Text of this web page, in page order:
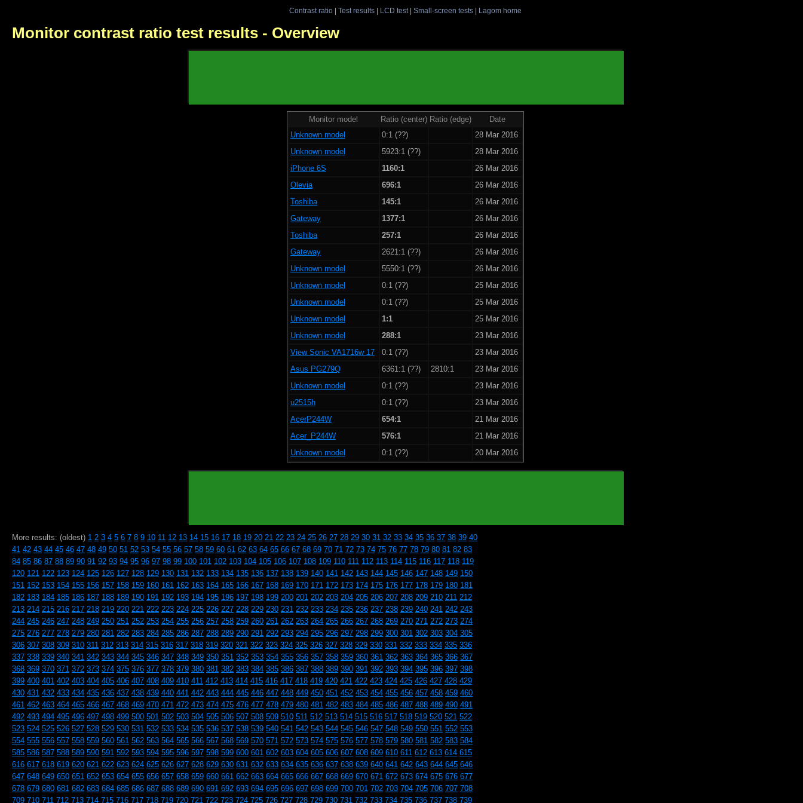
Contrast ratio| Test results| LCD test| Small-screen tests| Lagom home
Monitor contrast ratio test results - Overview
Monitor model Ratio (center) Ratio (edge)
Date
Unknown model
0:1 (??)
28 Mar 2016
Unknown model
5923:1 (??)
28 Mar 2016
iPhone 6S
1160:1
26 Mar 2016
Olevia
696:1
26 Mar 2016
Toshiba
145:1
26 Mar 2016
Gateway
1377:1
26 Mar 2016
Toshiba
257:1
26 Mar 2016
Gateway
2621:1 (??)
26 Mar 2016
Unknown model
5550:1 (??)
26 Mar 2016
Unknown model
0:1 (??)
25 Mar 2016
Unknown model
0:1 (??)
25 Mar 2016
Unknown model
1:1
25 Mar 2016
Unknown model
288:1
23 Mar 2016
View Sonic VA1716w 17
0:1 (??)
23 Mar 2016
Asus PG279Q
6361:1 (??) 2810:1
23 Mar 2016
Unknown model
0:1 (??)
23 Mar 2016
u2515h
0:1 (??)
23 Mar 2016
AcerP244W
654:1
21 Mar 2016
Acer_P244W
576:1
21 Mar 2016
Unknown model
0:1 (??) 20 Mar 2016
More results: (oldest) 1 2 3 4 5 6 7 8 9 10 11 12 13 14 15 16 17 18 19 20 21 22 23 24 25 26 27 28 29 30 31 32 33 34 35 36 37 38 39 40
41 42 43 44 45 46 47 48 49 50 51 52 53 54 55 56 57 58 59 60 61 62 63 64 65 66 67 68 69 70 71 72 73 74 75 76 77 78 79 80 81 82 83
84 85 86 87 88 89 90 91 92 93 94 95 96 97 98 99 100 101 102 103 104 105 106 107 108 109 110 111 112 113 114 115 116 117 118 119
120 121 122 123 124 125 126 127 128 129 130 131 132 133 134 135 136 137 138 139 140 141 142 143 144 145 146 147 148 149 150
151 152 153 154 155 156 157 158 159 160 161 162 163 164 165 166 167 168 169 170 171 172 173 174 175 176 177 178 179 180 181
182 183 184 185 186 187 188 189 190 191 192 193 194 195 196 197 198 199 200 201 202 203 204 205 206 207 208 209 210 211 212
213 214 215 216 217 218 219 220 221 222 223 224 225 226 227 228 229 230 231 232 233 234 235 236 237 238 239 240 241 242 243
244 245 246 247 248 249 250 251 252 253 254 255 256 257 258 259 260 261 262 263 264 265 266 267 268 269 270 271 272 273 274
275 276 277 278 279 280 281 282 283 284 285 286 287 288 289 290 291 292 293 294 295 296 297 298 299 300 301 302 303 304 305
306 307 308 309 310 311 312 313 314 315 316 317 318 319 320 321 322 323 324 325 326 327 328 329 330 331 332 333 334 335 336
337 338 339 340 341 342 343 344 345 346 347 348 349 350 351 352 353 354 355 356 357 358 359 360 361 362 363 364 365 366 367
368 369 370 371 372 373 374 375 376 377 378 379 380 381 382 383 384 385 386 387 388 389 390 391 392 393 394 395 396 397 398
399 400 401 402 403 404 405 406 407 408 409 410 411 412 413 414 415 416 417 418 419 420 421 422 423 424 425 426 427 428 429
430 431 432 433 434 435 436 437 438 439 440 441 442 443 444 445 446 447 448 449 450 451 452 453 454 455 456 457 458 459 460
461 462 463 464 465 466 467 468 469 470 471 472 473 474 475 476 477 478 479 480 481 482 483 484 485 486 487 488 489 490 491
492 493 494 495 496 497 498 499 500 501 502 503 504 505 506 507 508 509 510 511 512 513 514 515 516 517 518 519 520 521 522
523 524 525 526 527 528 529 530 531 532 533 534 535 536 537 538 539 540 541 542 543 544 545 546 547 548 549 550 551 552 553
554 555 556 557 558 559 560 561 562 563 564 565 566 567 568 569 570 571 572 573 574 575 576 577 578 579 580 581 582 583 584
585 586 587 588 589 590 591 592 593 594 595 596 597 598 599 600 601 602 603 604 605 606 607 608 609 610 611 612 613 614 615
616 617 618 619 620 621 622 623 624 625 626 627 628 629 630 631 632 633 634 635 636 637 638 639 640 641 642 643 644 645 646
647 648 649 650 651 652 653 654 655 656 657 658 659 660 661 662 663 664 665 666 667 668 669 670 671 672 673 674 675 676 677
678 679 680 681 682 683 684 685 686 687 688 689 690 691 692 693 694 695 696 697 698 699 700 701 702 703 704 705 706 707 708
709 710 711 712 713 714 715 716 717 718 719 720 721 722 723 724 725 726 727 728 729 730 731 732 733 734 735 736 737 738 739